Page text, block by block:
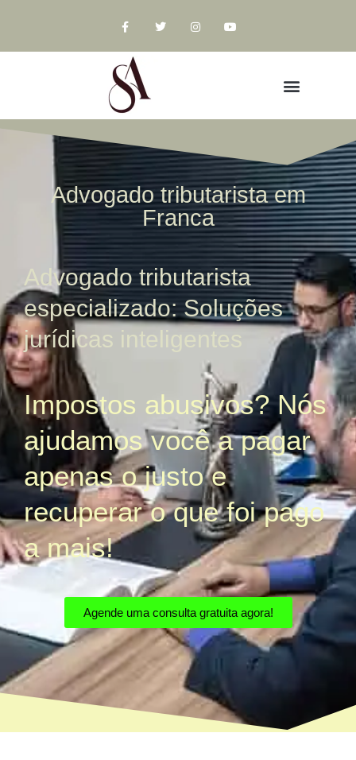
Advogado tributarista em
Franca
Advogado tributarista
especializado: Soluções
jurídicas inteligentes
Impostos abusivos? Nós
ajudamos você a pagar
apenas o justo e
recuperar o que foi pago
a mais!
Agende uma consulta gratuita agora!